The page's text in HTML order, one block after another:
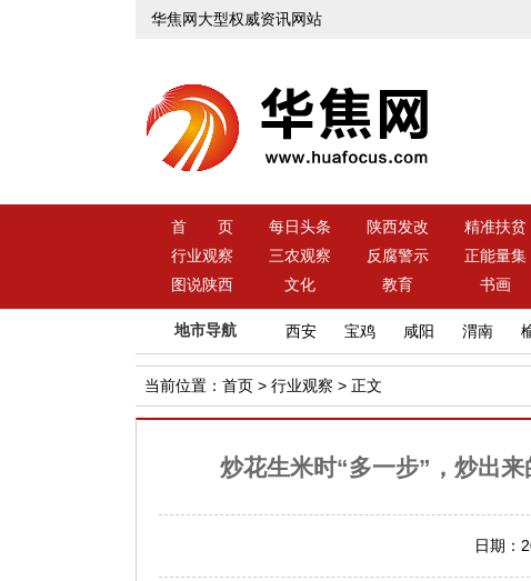
华焦网大型权威资讯网站
首 页 每日头条 陕西发改 精准扶贫
行业观察
三农观察 反腐警示 正能量集
图说陕西
文化 教育 书画
地市导航 西安 宝鸡 咸阳 渭南
当前位置： 首页 > 行业观察 > 正文
炒花生米时“多一步”，炒出
日期：